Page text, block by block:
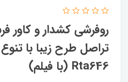
روفرشی کشدار و کاور
تراصل طرح زیبا با
Rta646 (با فیلم)